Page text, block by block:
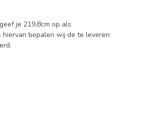
je 219,8cm op als
bepalen wij de te leveren